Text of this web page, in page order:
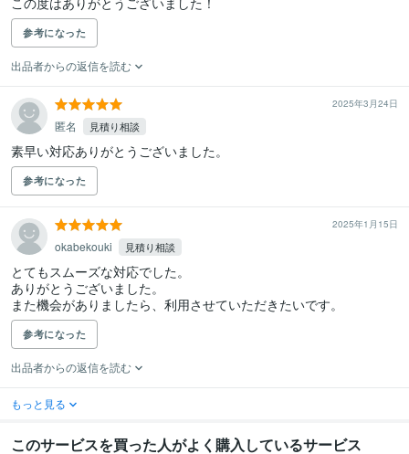
参考になった
出品者からの返信を読む
2025年3月24日
匿名 見積り相談
素早い対応ありがとうございました。
参考になった
2025年1月15日
okabekouki 見積り相談
とてもスムーズな対応でした。
ありがとうございました。
また機会がありましたら、利用させていただきたいです。
参考になった
出品者からの返信を読む
もっと見る
このサービスを買った人がよく購入しているサービス